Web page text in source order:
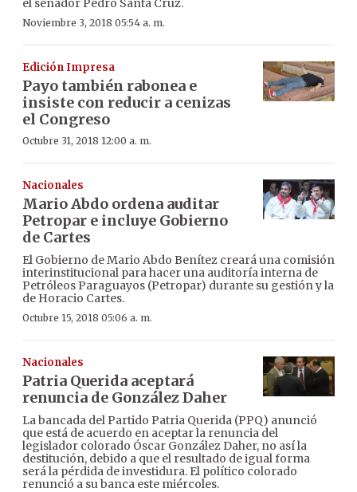
el senador Pedro Santa Cruz.
Noviembre 3, 2018 05:54 a. m.
Edición Impresa
Payo también rabonea e
insiste con reducir a cenizas
el Congreso
Octubre 31, 2018 12:00 a. m.
Nacionales
Mario Abdo ordena auditar
Petropar e incluye Gobierno
de Cartes
El Gobierno de Mario Abdo Benítez creará una comisión
interinstitucional para hacer una auditoría interna de
Petróleos Paraguayos (Petropar) durante su gestión y la
de Horacio Cartes.
Octubre 15, 2018 05:06 a. m.
Nacionales
Patria Querida aceptará
renuncia de González Daher
La bancada del Partido Patria Querida (PPQ) anunció
que está de acuerdo en aceptar la renuncia del
legislador colorado Óscar González Daher, no así la
destitución, debido a que el resultado de igual forma
será la pérdida de investidura. El político colorado
renunció a su banca este miércoles.